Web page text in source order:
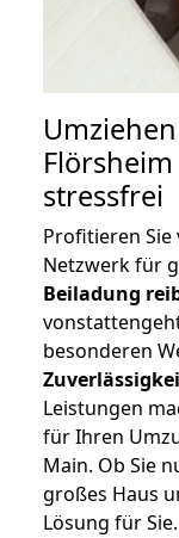
stressfrei
Profitieren
Netzwerk für
Beiladung
besonderen
Leistungen
für Ihren
Main. Ob Sie
großes Haus
Lösung für Sie.